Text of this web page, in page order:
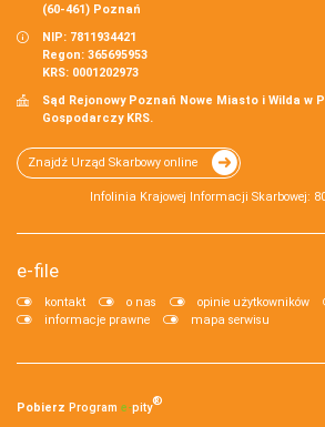
(60-461) Poznań
NIP: 7811934421
Regon: 365695953
KRS: 0001202973
Sąd Rejonowy Poznań Nowe Miasto i Wilda w
Gospodarczy KRS.
Znajdź Urząd Skarbowy online
Infolinia Krajowej Informacji Skarbowej:
e-file
kontakt o nas opinie użytkowników
informacje prawne
mapa serwisu
Pobierz Program e‑pity®